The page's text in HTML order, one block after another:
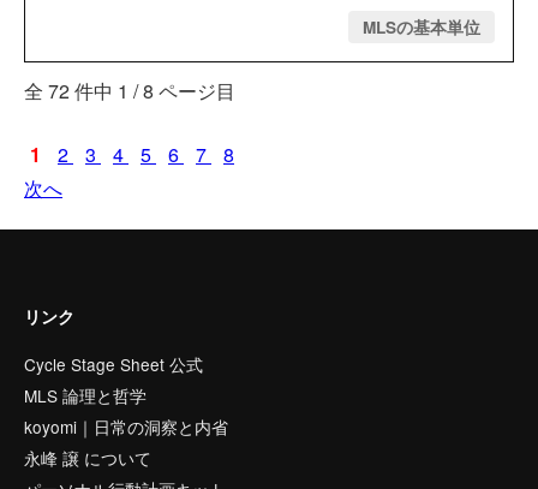
MLSの基本単位
全 72 件中 1 / 8 ページ目
1 2 3 4 5 6 7
8
次へ
リンク
Cycle Stage Sheet 公式
MLS 論理と哲学
koyomi｜日常の洞察と内省
永峰 譲 について